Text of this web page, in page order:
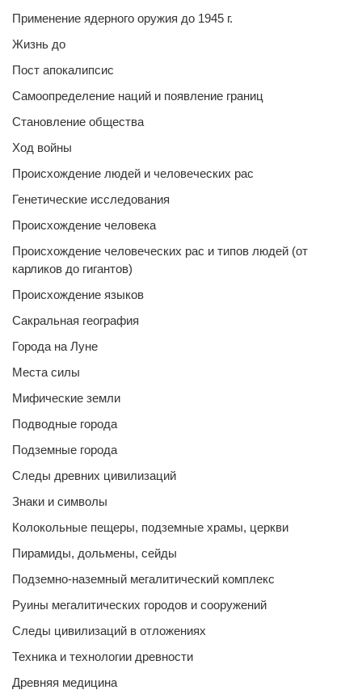
Применение ядерного оружия до 1945 г.
Жизнь до
Пост апокалипсис
Самоопределение наций и появление границ
Становление общества
Ход войны
Происхождение людей и человеческих рас
Генетические исследования
Происхождение человека
Происхождение человеческих рас и типов людей (от
карликов до гигантов)
Происхождение языков
Сакральная география
Города на Луне
Места силы
Мифические земли
Подводные города
Подземные города
Следы древних цивилизаций
Знаки и символы
Колокольные пещеры, подземные храмы, церкви
Пирамиды, дольмены, сейды
Подземно-наземный мегалитический комплекс
Руины мегалитических городов и сооружений
Следы цивилизаций в отложениях
Техника и технологии древности
Древняя медицина